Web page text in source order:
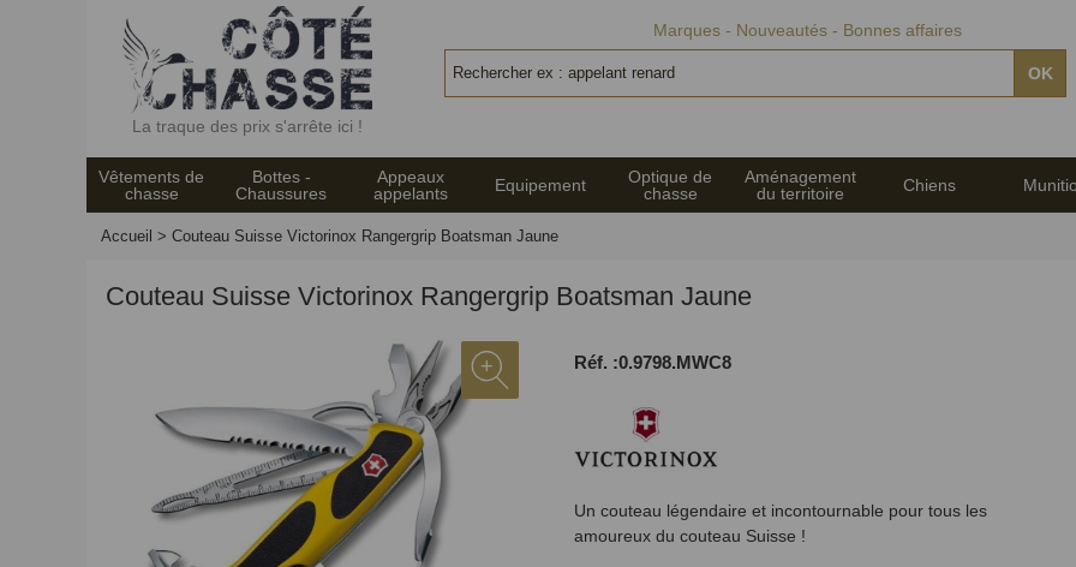
La traque des prix s'arrête ici !
Marques Nouveautés Bonnes affaires
OK
Vêtements de
chasse
Bottes -
Chaussures
Appeaux
appelants
Equipement
Optique de
chasse
Aménagement
du territoire
Chiens
Accueil > Couteau Suisse Victorinox Rangergrip Boatsman Jaune
Couteau Suisse Victorinox Rangergrip Boatsman Jaune
Réf. :0.9798.MWC8
Un couteau légendaire et incontournable pour tous les
amoureux du couteau Suisse !